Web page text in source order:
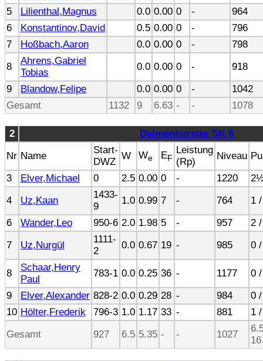
5
Lilienthal,Magnus 0.0 0.00 0 -
964
6
Konstantinov,David 0.5 0.00 0 -
796
7
Hoßbach,Aaron 0.0 0.00 0 -
798
8
Ahrens,Gabriel
Tobias
0.0 0.00 0 -
918
9
Blandow,Felipe 0.0 0.00 0 -
1042
Gesamt
1132 9 6.63 - - 1078
2
Delmenhorster SK 6
Nr Name
Start-
DWZ
W We EF
Leistung
(Rp)
Niveau
3
Elver,Michael 0 2.5 0.00 0 - 1220
4
Uz,Kaan
1433-
9
1.0 0.99 7 - 764
1
6
Wander,Leo 950-6 2.0 1.98 5 - 957
2
7
Uz,Nurgül
1111-
2
0.0 0.67 19 - 985 0
8
Schaar,Henry
Paul
783-1 0.0 0.25 36 - 1177
0
9
Elver,Alexander 828-2 0.0 0.29 28 - 984
0
10 Hölter,Frederik 796-3 1.0 1.17 33 - 881
1
Gesamt
927 6.5 5.35 - - 1027
16